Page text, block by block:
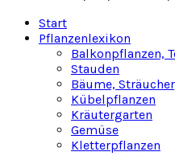
Start
Pflanzenlexikon
Balkonpflanzen,
Stauden
Bäume,
Kübelpflanzen
Kräutergarten
Gemüse
Kletterpflanzen